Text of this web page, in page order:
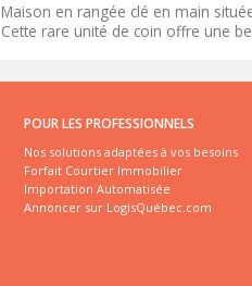
Maison en rangée clé en main
Cette rare unité de coin offre une
POUR LES PROFESSIONNELS
Nos solutions adaptées à vos besoins
Forfait Courtier Immobilier
Importation Automatisée
Annoncer sur LogisQuébec.com